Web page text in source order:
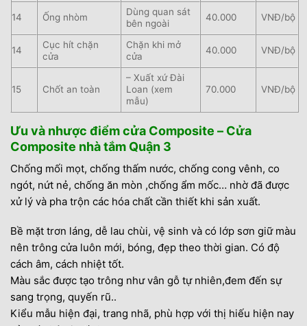
14 Ống nhòm
Dùng quan sát
bên ngoài
40.000 VNĐ/bộ
14
Cục hít chặn
cửa
Chặn khi mở
cửa
40.000 VNĐ/bộ
15 Chốt an toàn
– Xuất xứ Đài
Loan (xem
mẫu)
70.000 VNĐ/bộ
Ưu và nhược điểm cửa Composite – Cửa
Composite nhà tắm Quận 3
Chống mối mọt, chống thấm nước, chống cong vênh, co
ngót, nứt nẻ, chống ăn mòn ,chống ẩm mốc… nhờ đã được
xử lý và pha trộn các hóa chất cần thiết khi sản xuất.
Bề mặt trơn láng, dễ lau chùi, vệ sinh và có lớp sơn giữ màu
nên trông cửa luôn mới, bóng, đẹp theo thời gian. Có độ
cách âm, cách nhiệt tốt.
Màu sắc được tạo trông như vân gỗ tự nhiên,đem đến sự
sang trọng, quyến rũ..
Kiểu mẫu hiện đại, trang nhã, phù hợp với thị hiếu hiện nay